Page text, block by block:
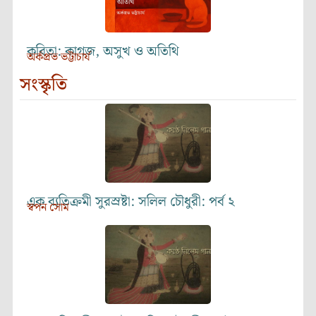
কবিতা: কাগজ, অসুখ ও অতিথি
অর্কপ্রভ ভট্টাচার্য
সংস্কৃতি
এক ব্যতিক্রমী সুরস্রষ্টা: সলিল চৌধুরী: পর্ব ২
স্বপন সোম